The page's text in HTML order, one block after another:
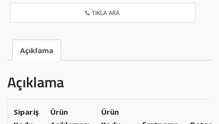
TIKLA ARA
Açıklama
Açıklama
Sipariş
Ürün
Ürün